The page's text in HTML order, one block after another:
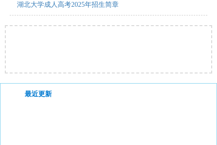
湖北大学成人高考2025年招生简章
最近更新